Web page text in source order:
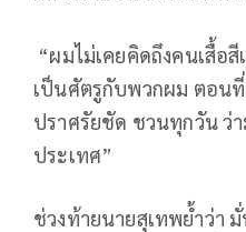
“ผมไม่เคยคิดถึงคนเสื้อ
เป็นศัตรูกับพวกผม ตอน
ปราศรัยชัด ชวนทุกวัน ว่
ประเทศ”
ช่วงท้ายนายสุเทพย้ำว่า